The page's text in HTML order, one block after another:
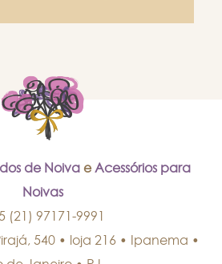
de Noiva eAcessórios para
Noivas
(21) 97171-9991
540 • loja 216 • Ipanema •